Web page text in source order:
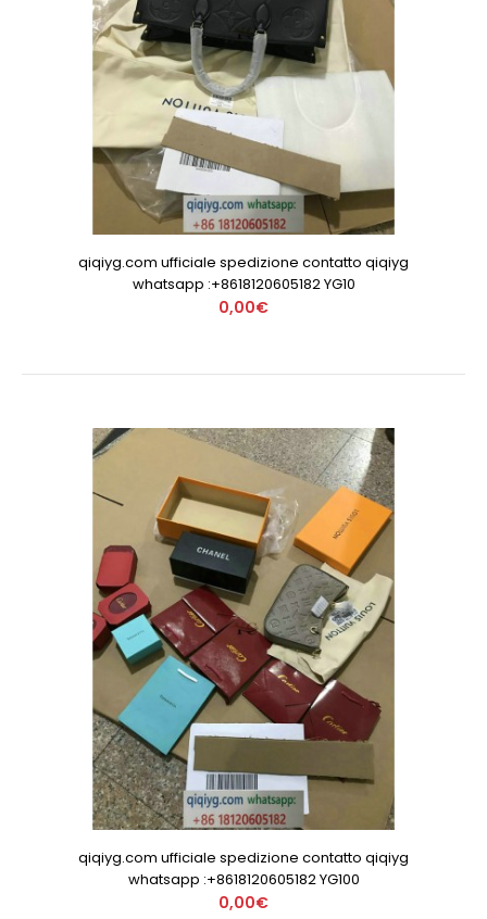
qiqiyg.com ufficiale spedizione contatto qiqiyg
whatsapp :+8618120605182 YG10
0,00€
qiqiyg.com ufficiale spedizione contatto qiqiyg
whatsapp :+8618120605182 YG100
0,00€